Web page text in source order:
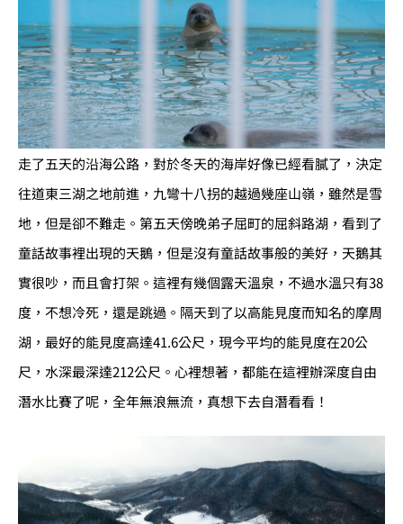
走了五天的沿海公路，對於冬天的海岸好像已經看膩了，決定
往道東三湖之地前進，九彎十八拐的越過幾座山嶺，雖然是雪
地，但是卻不難走。第五天傍晚弟子屈町的屈斜路湖，看到了
童話故事裡出現的天鵝，但是沒有童話故事般的美好，天鵝其
實很吵，而且會打架。這裡有幾個露天溫泉，不過水溫只有38
度，不想冷死，還是跳過。隔天到了以高能見度而知名的摩周
湖，最好的能見度高達41.6公尺，現今平均的能見度在20公
尺，水深最深達212公尺。心裡想著，都能在這裡辦深度自由
潛水比賽了呢，全年無浪無流，真想下去自潛看看！